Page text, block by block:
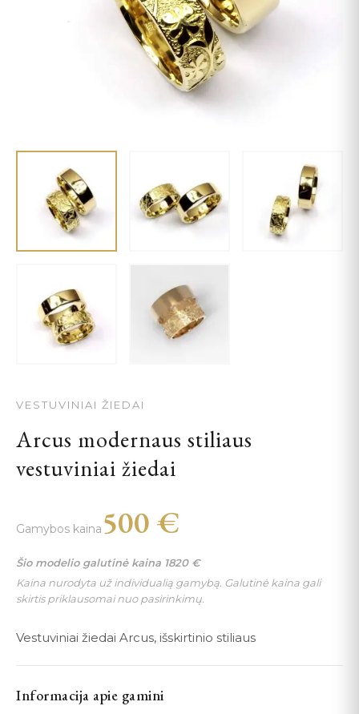
VESTUVINIAI ŽIEDAI
Arcus modernaus stiliaus
vestuviniai žiedai
Gamybos kaina 500 €
Šio modelio galutinė kaina 1820 €
Kaina nurodyta už individualią gamybą. Galutinė kaina gali
skirtis priklausomai nuo pasirinkimų.
Vestuviniai žiedai Arcus, išskirtinio stiliaus
Informacija apie gamini